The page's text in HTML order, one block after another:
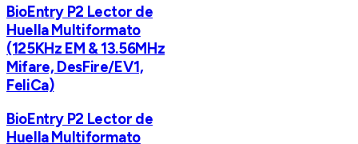
BioEntry P2 Lector de
Huella Multiformato
(125KHz EM & 13.56MHz
Mifare, DesFire/EV1,
FeliCa)
BioEntry P2 Lector de
Huella Multiformato